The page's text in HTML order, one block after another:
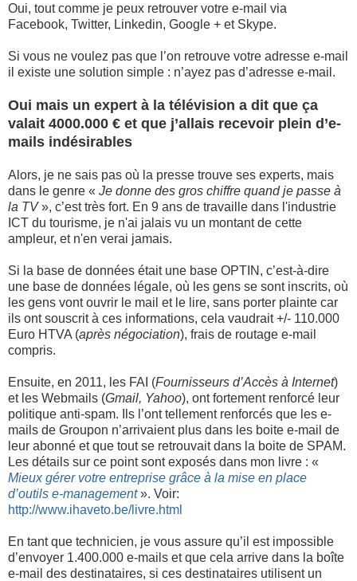
Oui, tout comme je peux retrouver votre e-mail via
Facebook, Twitter, Linkedin, Google + et Skype.
Si vous ne voulez pas que l’on retrouve votre adresse e-mail
il existe une solution simple : n’ayez pas d’adresse e-mail.
Oui mais un expert à la télévision a dit que ça
valait 4000.000 € et que j’allais recevoir plein d’e-
mails indésirables
Alors, je ne sais pas où la presse trouve ses experts, mais
dans le genre « Je donne des gros chiffre quand je passe à
la TV», c’est très fort. En 9 ans de travaille dans l'industrie
ICT du tourisme, je n'ai jalais vu un montant de cette
ampleur, et n'en verai jamais.
Si la base de données était une base OPTIN, c’est-à-dire
une base de données légale, où les gens se sont inscrits, où
les gens vont ouvrir le mail et le lire, sans porter plainte car
ils ont souscrit à ces informations, cela vaudrait +/- 110.000
Euro HTVA (après négociation), frais de routage e-mail
compris.
Ensuite, en 2011, les FAI (Fournisseurs d’Accès à Internet)
et les Webmails (Gmail, Yahoo), ont fortement renforcé leur
politique anti-spam. Ils l’ont tellement renforcés que les e-
mails de Groupon n’arrivaient plus dans les boite e-mail de
leur abonné et que tout se retrouvait dans la boite de SPAM.
Les détails sur ce point sont exposés dans mon livre : «
Mieux gérer votre entreprise grâce à la mise en place
d’outils e-management». Voir:
http://www.ihaveto.be/livre.html
En tant que technicien, je vous assure qu’il est impossible
d’envoyer 1.400.000 e-mails et que cela arrive dans la boîte
e-mail des destinataires, si ces destinataires utilisent un